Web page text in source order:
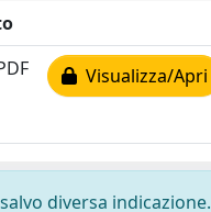
Visualizza/Apri
diversa indicazione.